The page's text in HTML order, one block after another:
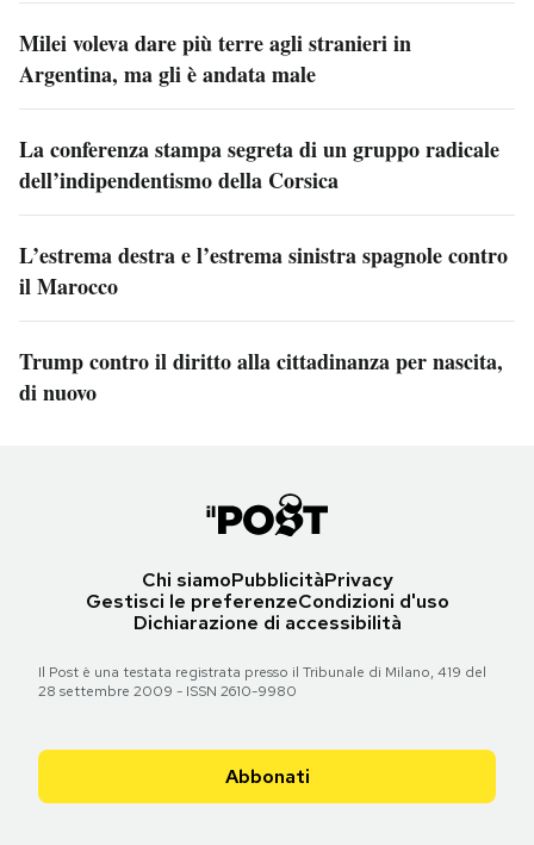
Milei voleva dare più terre agli stranieri in
Argentina, ma gli è andata male
La conferenza stampa segreta di un gruppo radicale
dell’indipendentismo della Corsica
L’estrema destra e l’estrema sinistra spagnole contro
il Marocco
Trump contro il diritto alla cittadinanza per nascita,
di nuovo
Chi siamoPubblicitàPrivacy
Gestisci le preferenzeCondizioni d'uso
Dichiarazione di accessibilità
Il Post è una testata registrata presso il Tribunale di Milano, 419 del
28 settembre 2009 - ISSN 2610-9980
Abbonati